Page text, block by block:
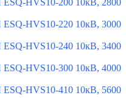
HVS10-200 10кВ, 2800
HVS10-220 10кВ, 3000
HVS10-240 10кВ, 3400
HVS10-300 10кВ, 4000
HVS10-410 10кВ, 5600